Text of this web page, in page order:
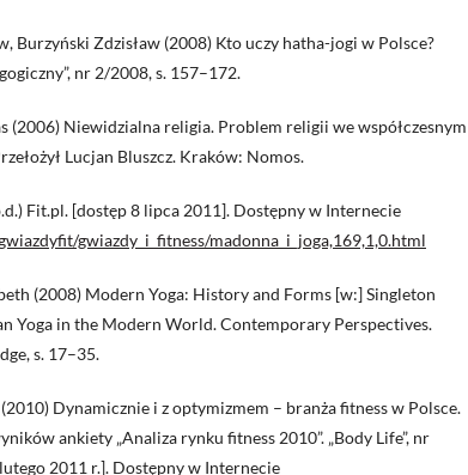
Burzyński Zdzisław (2008) Kto uczy hatha-jogi w Polsce?
nr 2/2008, s. 157–172.
(2006) Niewidzialna religia. Problem religii we współczesnym
Lucjan Bluszcz. Kraków: Nomos.
Fit.pl. [dostęp 8 lipca 2011]. Dostępny w Internecie
gwiazdy_i_fitness/madonna_i_joga,169,1,0.html
(2008) Modern Yoga: History and Forms [w:] Singleton
Yoga in the Modern World. Contemporary Perspectives.
s. 17–35.
Dynamicznie i z optymizmem – branża fitness w Polsce.
ankiety „Analiza rynku fitness 2010”. „Body Life”, nr
2011 r.]. Dostępny w Internecie